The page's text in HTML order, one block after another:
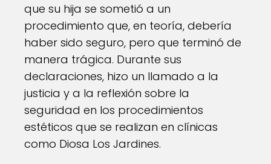
que su hija se sometió a un
procedimiento que, en teoría, debería
haber sido seguro, pero que terminó de
manera trágica. Durante sus
declaraciones, hizo un llamado a la
justicia y a la reflexión sobre la
seguridad en los procedimientos
estéticos que se realizan en clínicas
como Diosa Los Jardines.